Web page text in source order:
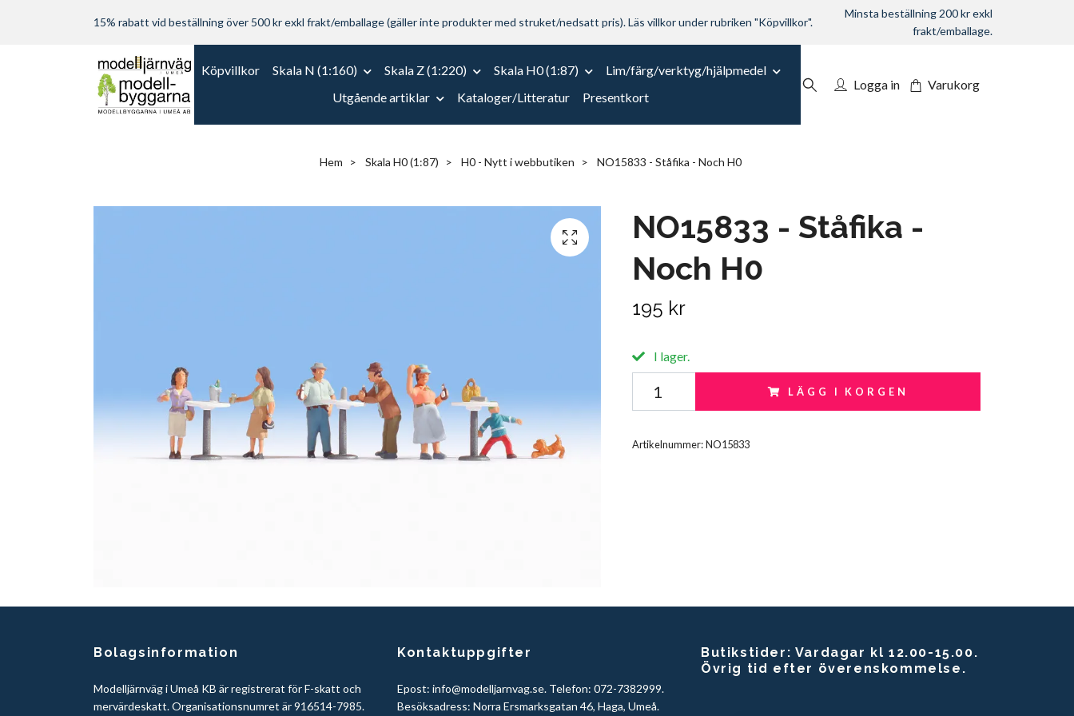
15% rabatt vid beställning över 500 kr exkl frakt/emballage (gäller inte produkter med struket/nedsatt pris). Läs villkor under rubriken "Köpvillkor".
Minsta beställning 200 kr exkl
frakt/emballage.
Köpvillkor Skala N (1:160) Skala Z (1:220) Skala H0 (1:87)
Lim/färg/verktyg/hjälpmedel
Utgående artiklar
Kataloger/Litteratur Presentkort
Logga in Varukorg
Hem Skala H0 (1:87) H0 - Nytt i webbutiken NO15833 - Ståfika - Noch H0
NO15833 - Ståfika -
Noch H0
195 kr
I lager.
LÄGG I KORGEN
Artikelnummer:NO15833
Bolagsinformation
Modelljärnväg i Umeå KB är registrerat för F-skatt och
mervärdeskatt. Organisationsnumret är 916514-7985.
Kontaktuppgifter
Epost: info@modelljarnvag.se. Telefon: 072-7382999.
Besöksadress: Norra Ersmarksgatan 46, Haga, Umeå.
Butikstider: Vardagar kl 12.00-15.00.
Övrig tid efter överenskommelse.